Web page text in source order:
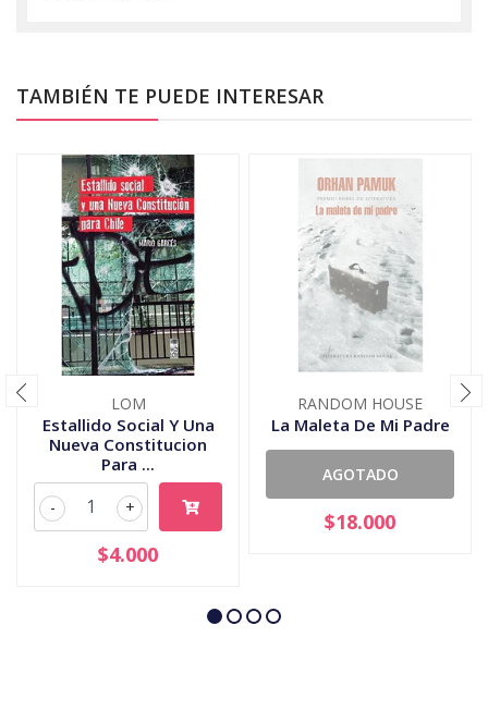
TAMBIÉN TE PUEDE INTERESAR
LOM
Estallido Social Y Una
Nueva Constitucion
Para ...
+
-
$4.000
RANDOM HOUSE
La Maleta De Mi Padre
AGOTADO
$18.000